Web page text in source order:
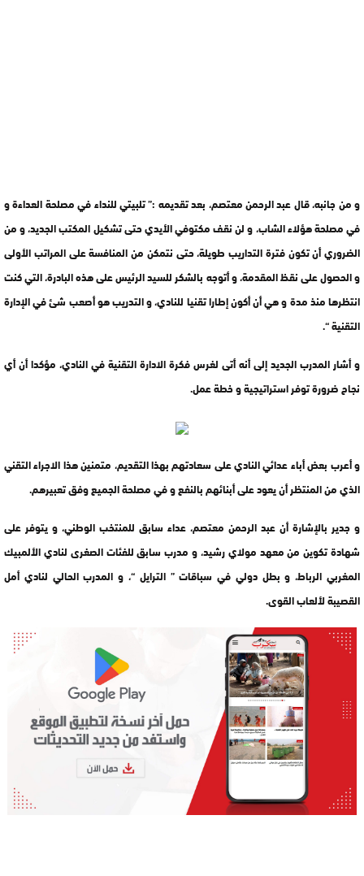
و من جانبه، قال عبد الرحمن معتصم، بعد تقديمه :” تلبيتي للنداء في مصلحة العداءة و
في مصلحة هؤلاء الشاب، و لن نقف مكتوفي الأيدي حتى تشكيل المكتب الجديد، و من
الضروري أن تكون فترة التداريب طويلة، حتى نتمكن من المنافسة على المراتب الأولى
و الحصول على نقظ المقدمة، و أتوجه بالشكر للسيد الرئيس على هذه البادرة، التي كنت
انتظرها منذ مدة و هي أن أكون إطارا تقنيا للنادي، و التدريب هو أصعب شئ في الإدارة
التقنية “.
و أشار المدرب الجديد إلى أنه أتى لغرس فكرة الادارة التقنية في النادي، مؤكدا أن أي
نجاح ضرورة توفر استراتيجية و خطة عمل.
و أعرب بعض أباء عدائي النادي على سعادتهم بهذا التقديم، متمنين هذا الاجراء التقني
الذي من المنتظر أن يعود على أبنائهم بالنفع و في مصلحة الجميع وفق تعبيرهم.
و جدير بالإشارة أن عبد الرحمن معتصم، عداء سابق للمنتخب الوطني، و يتوفر على
شهادة تكوين من معهد مولاي رشيد، و مدرب سابق للفئات الصغرى لنادي الألمبيك
المغربي الرباط، و بطل دولي في سباقات ” الترايل “، و المدرب الحالي لنادي أمل
القصيبة لألعاب القوى.